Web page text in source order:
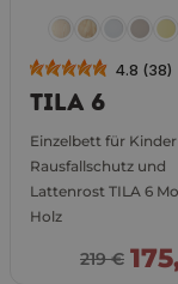
4.8 (38)
TILA 6
Einzelbett für
Rausfallschutz und
Lattenrost TILA 6
Holz
219 €